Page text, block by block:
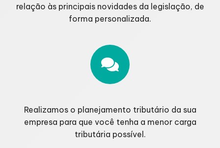
relação às principais novidades da legislação, de
forma personalizada.
Realizamos o planejamento tributário da sua
empresa para que você tenha a menor carga
tributária possível.